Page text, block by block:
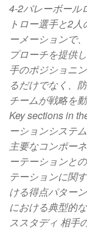
4-2バレーボール
トロー選手と2
ーメーションで
プローチを提供
手のポジショニ
るだけでなく、
チームが戦略を
Key sections in
ーションシステ
主要なコンポー
ーテーションと
テーションに関
ける得点パター
における典型的
ススタディ 相手